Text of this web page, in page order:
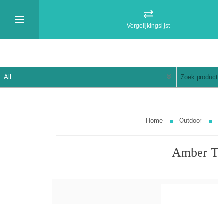
Vergelijkingslijst
Home Outdoor
Amber